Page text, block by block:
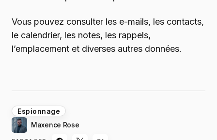
Vous pouvez consulter les e-mails, les contacts,
le calendrier, les notes, les rappels,
l’emplacement et diverses autres données.
Espionnage
Maxence Rose